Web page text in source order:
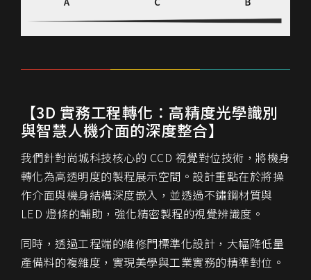
【3D 實務工程轉化：高精度光學識別
與智慧人機介面的深度整合】
我們針對尚城科技核心的 CCD 視覺對位技術，將機身
轉化為高透明度的製程展示空間。設計重點在於將操
作介面與機身結構深度嵌入，並透過不鏽鋼材質與
LED 燈條的輔助，強化精密製程的視覺辨識度。
同時，透過工程端的維修門標準化設計，大幅降低量
產備料的複雜度，實現美學與工業實務的精準對位。